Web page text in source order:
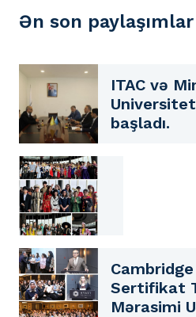
Ən son paylaşımlar
ITAC və
başladı.
Sertifikat
Mərasimi